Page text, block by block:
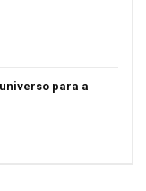
para a